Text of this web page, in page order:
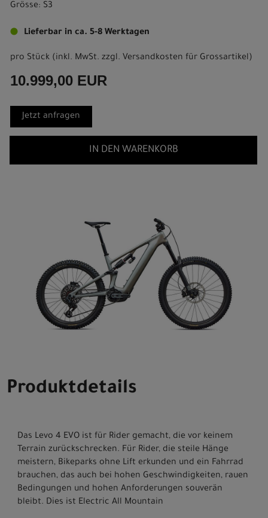
Grösse: S3
Lieferbar in ca. 5-8 Werktagen
pro Stück (inkl. MwSt. zzgl. Versandkosten für Grossartikel)
10.999,00 EUR
Jetzt anfragen
IN DEN WARENKORB
Produktdetails
Das Levo 4 EVO ist für Rider gemacht, die vor keinem
Terrain zurückschrecken. Für Rider, die steile Hänge
meistern, Bikeparks ohne Lift erkunden und ein Fahrrad
brauchen, das auch bei hohen Geschwindigkeiten, rauen
Bedingungen und hohen Anforderungen souverän
bleibt. Dies ist Electric All Mountain